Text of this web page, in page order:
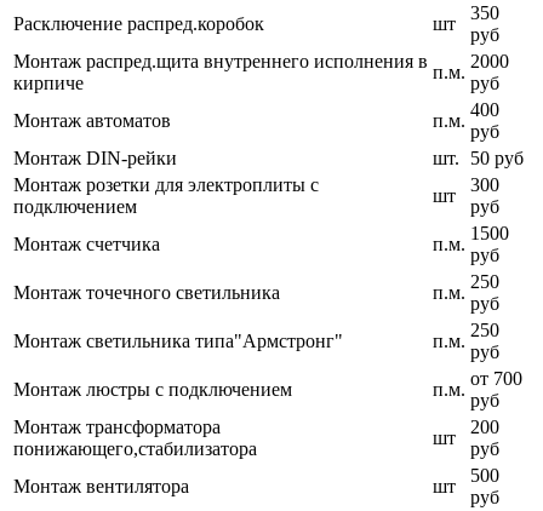
Расключение распред.коробок
шт
350
руб
Монтаж распред.щита внутреннего исполнения в
кирпиче
п.м.
2000
руб
Монтаж автоматов
п.м.
400
руб
Монтаж DIN-рейки
шт.
50 руб
Монтаж розетки для электроплиты с
подключением
шт
300
руб
Монтаж счетчика
п.м.
1500
руб
Монтаж точечного светильника
п.м.
250
руб
Монтаж светильника типа"Армстронг"
п.м.
250
руб
Монтаж люстры с подключением
п.м.
от 700
руб
Монтаж трансформатора
понижающего,стабилизатора
шт
200
руб
Монтаж вентилятора
шт
500
руб